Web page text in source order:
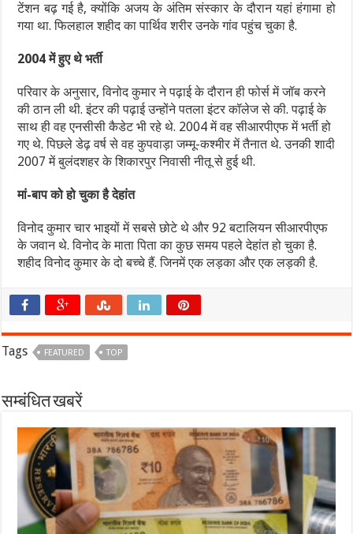
टेंशन बढ़ गई है, क्योंकि अजय के अंतिम संस्कार के दौरान यहां हंगामा हो
गया था. फिलहाल शहीद का पार्थिव शरीर उनके गांव पहुंच चुका है.
2004 में हुए थे भर्ती
परिवार के अनुसार, विनोद कुमार ने पढ़ाई के दौरान ही फोर्स में जॉब करने
की ठान ली थी. इंटर की पढ़ाई उन्होंने पतला इंटर कॉलेज से की. पढ़ाई के
साथ ही वह एनसीसी कैडेट भी रहे थे. 2004 में वह सीआरपीएफ में भर्ती हो
गए थे. पिछले डेढ़ वर्ष से वह कुपवाड़ा जम्मू-कश्मीर में तैनात थे. उनकी शादी
2007 में बुलंदशहर के शिकारपुर निवासी नीतू से हुई थी.
मां-बाप को हो चुका है देहांत
विनोद कुमार चार भाइयों में सबसे छोटे थे और 92 बटालियन सीआरपीएफ
के जवान थे. विनोद के माता पिता का कुछ समय पहले देहांत हो चुका है.
शहीद विनोद कुमार के दो बच्चे हैं. जिनमें एक लड़का और एक लड़की है.
Tags FEATURED TOP
सम्बंधित खबरें